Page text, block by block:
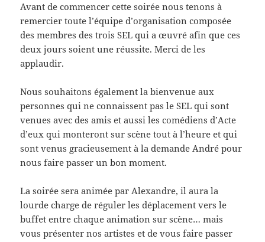
Avant de commencer cette soirée nous tenons à
remercier toute l’équipe d’organisation composée
des membres des trois SEL qui a œuvré afin que ces
deux jours soient une réussite. Merci de les
applaudir.
Nous souhaitons également la bienvenue aux
personnes qui ne connaissent pas le SEL qui sont
venues avec des amis et aussi les comédiens d’Acte
d’eux qui monteront sur scène tout à l’heure et qui
sont venus gracieusement à la demande André pour
nous faire passer un bon moment.
La soirée sera animée par Alexandre, il aura la
lourde charge de réguler les déplacement vers le
buffet entre chaque animation sur scène… mais
vous présenter nos artistes et de vous faire passer